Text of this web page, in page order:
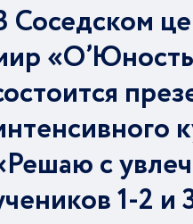
Соседском
с
1-2 и